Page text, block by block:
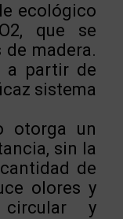
ecológico
que se
madera.
a partir de
sistema
otorga un
sin la
de
olores y
y